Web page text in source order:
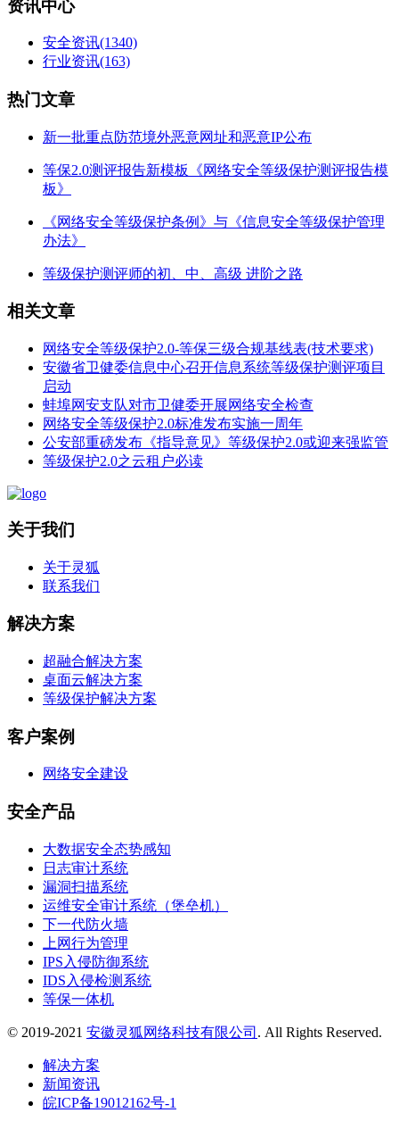
资讯中心
安全资讯(1340)
行业资讯(163)
热门文章
新一批重点防范境外恶意网址和恶意IP公布
等保2.0测评报告新模板《网络安全等级保护测评报告模
板》
《网络安全等级保护条例》与《信息安全等级保护管理
办法》
等级保护测评师的初、中、高级 进阶之路
相关文章
网络安全等级保护2.0-等保三级合规基线表(技术要求)
安徽省卫健委信息中心召开信息系统等级保护测评项目
启动
蚌埠网安支队对市卫健委开展网络安全检查
网络安全等级保护2.0标准发布实施一周年
公安部重磅发布《指导意见》等级保护2.0或迎来强监管
等级保护2.0之云租户必读
关于我们
关于灵狐
联系我们
解决方案
超融合解决方案
桌面云解决方案
等级保护解决方案
客户案例
网络安全建设
安全产品
大数据安全态势感知
日志审计系统
漏洞扫描系统
运维安全审计系统（堡垒机）
下一代防火墙
上网行为管理
IPS入侵防御系统
IDS入侵检测系统
等保一体机
© 2019-2021 安徽灵狐网络科技有限公司 . All Rights Reserved.
解决方案
新闻资讯
皖ICP备19012162号-1